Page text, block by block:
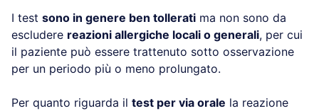
I test sono in genere ben tollerati ma non sono da
escludere reazioni allergiche locali o generali, per cui
il paziente può essere trattenuto sotto osservazione
per un periodo più o meno prolungato.
Per quanto riguarda il test per via orale la reazione